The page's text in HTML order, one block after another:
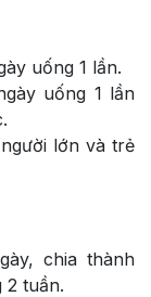
uống 1 lần.
uống 1 lần
lớn và trẻ
chia thành
2 tuần.